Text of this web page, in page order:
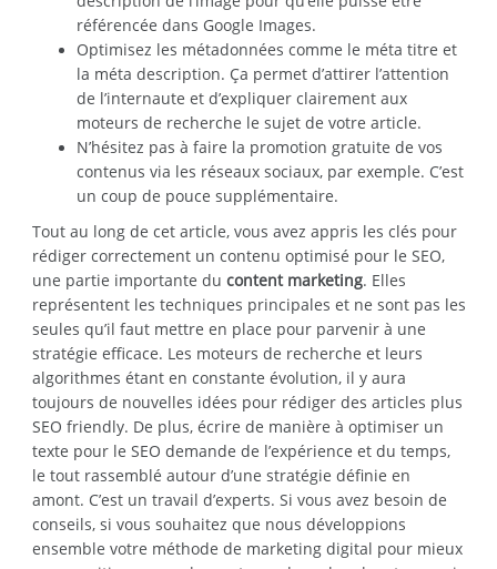
référencée dans Google Images.
Optimisez les métadonnées comme le méta titre et
la méta description. Ça permet d’attirer l’attention
de l’internaute et d’expliquer clairement aux
moteurs de recherche le sujet de votre article.
N’hésitez pas à faire la promotion gratuite de vos
contenus via les réseaux sociaux, par exemple. C’est
un coup de pouce supplémentaire.
Tout au long de cet article, vous avez appris les clés pour
rédiger correctement un contenu optimisé pour le SEO,
une partie importante du content marketing. Elles
représentent les techniques principales et ne sont pas les
seules qu’il faut mettre en place pour parvenir à une
stratégie efficace. Les moteurs de recherche et leurs
algorithmes étant en constante évolution, il y aura
toujours de nouvelles idées pour rédiger des articles plus
SEO friendly. De plus, écrire de manière à optimiser un
texte pour le SEO demande de l’expérience et du temps,
le tout rassemblé autour d’une stratégie définie en
amont. C’est un travail d’experts. Si vous avez besoin de
conseils, si vous souhaitez que nous développions
ensemble votre méthode de marketing digital pour mieux